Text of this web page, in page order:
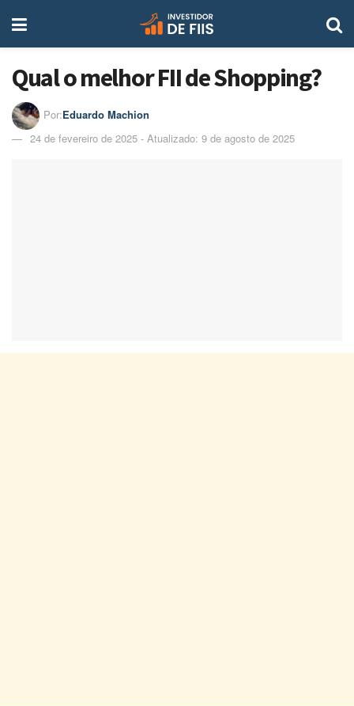
Qual o melhor FII de Shopping?
Por:Eduardo Machion
24 de fevereiro de 2025 - Atualizado: 9 de agosto de 2025